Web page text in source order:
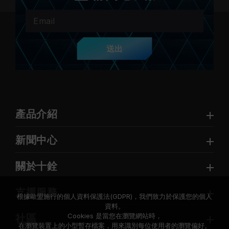
送出
產品介紹
新聞中心
關於十銓
支援服務
根據歐盟施行的個人資料保護法(GDPR)，我們致力於保護您的個人
資料。
Cookies 是當您在瀏覽網站時，
在瀏覽裝置上的小型暫存檔案，用來識別每位使用者的瀏覽偏好。